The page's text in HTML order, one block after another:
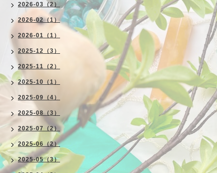
2026-03（2）
2026-02（1）
2026-01（1）
2025-12（3）
2025-11（2）
2025-10（1）
2025-09（4）
2025-08（3）
2025-07（2）
2025-06（2）
2025-05（3）